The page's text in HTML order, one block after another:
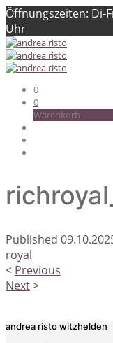
Öffnungszeiten: Di-
Uhr
0
0
Warenkorb
Published
royal
< Previous
Next>
andrea risto witzhelden